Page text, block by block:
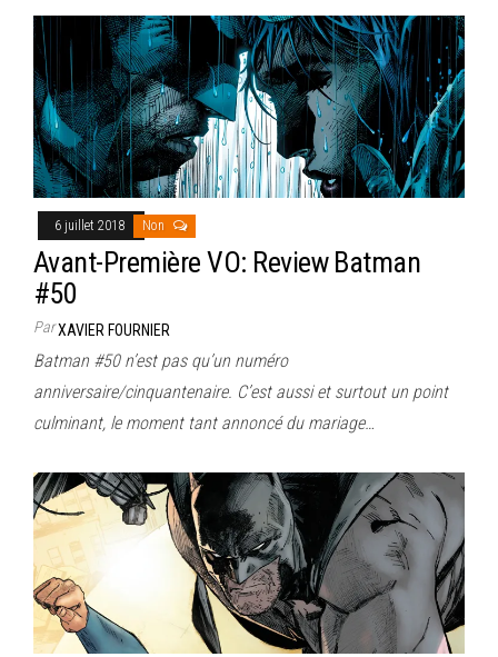
6 juillet 2018 Non
Avant-Première VO: Review Batman
#50
ParXAVIER FOURNIER
Batman #50 n’est pas qu’un numéro
anniversaire/cinquantenaire. C’est aussi et surtout un point
culminant, le moment tant annoncé du mariage…